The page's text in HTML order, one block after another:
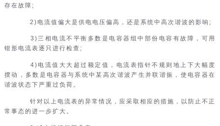
存在故障;
2)电流值偏大是供电电压偏高，还是系统中高次谐波的影响;
3)三相电流不平衡多数是电容器组中部份电容有故障，可用
钳形电流表逐只进行检查;
4)电流值大大超过额定值，电流表指针不规则地上下大幅度
摆动，多数是电容器与系统中某高次谐波产生并联谐振，使电容器在
谐波状态下严重过负荷。
针对以上电流表的异常情况，应采取相应的措施，以防止不正
常事态的进一步扩大。